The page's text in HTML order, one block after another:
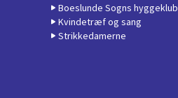
Boeslunde Sogns hyggeklub
Kvindetræf og sang
Strikkedamerne